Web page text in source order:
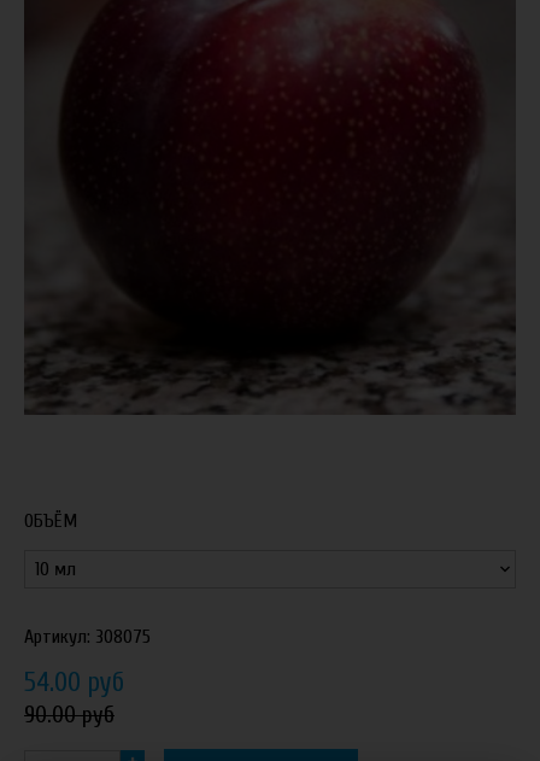
ОБЪЁМ
Артикул: 308075
54.00 руб
90.00 руб